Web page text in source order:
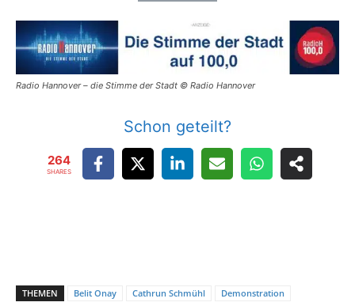
Radio Hannover – die Stimme der Stadt © Radio Hannover
Schon geteilt?
264
SHARES
THEMEN Belit Onay Cathrun Schmühl
Demonstration